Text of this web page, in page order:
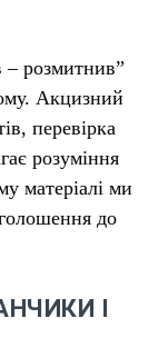
– розмитнив”
Акцизний
перевірка
розуміння
матеріалі ми
до
І